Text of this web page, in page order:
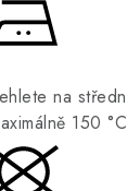
na
150 °C